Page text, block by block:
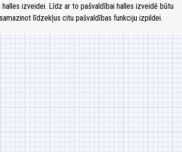
halles izveidei. Līdz ar to pašvaldībai halles izveidē būtu
līdzekļus citu pašvaldības funkciju izpildei.